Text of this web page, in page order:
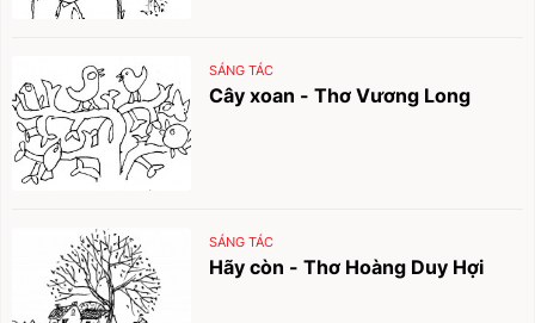
SÁNG TÁC
Cây xoan - Thơ Vương Long
SÁNG TÁC
Hãy còn - Thơ Hoàng Duy Hợi